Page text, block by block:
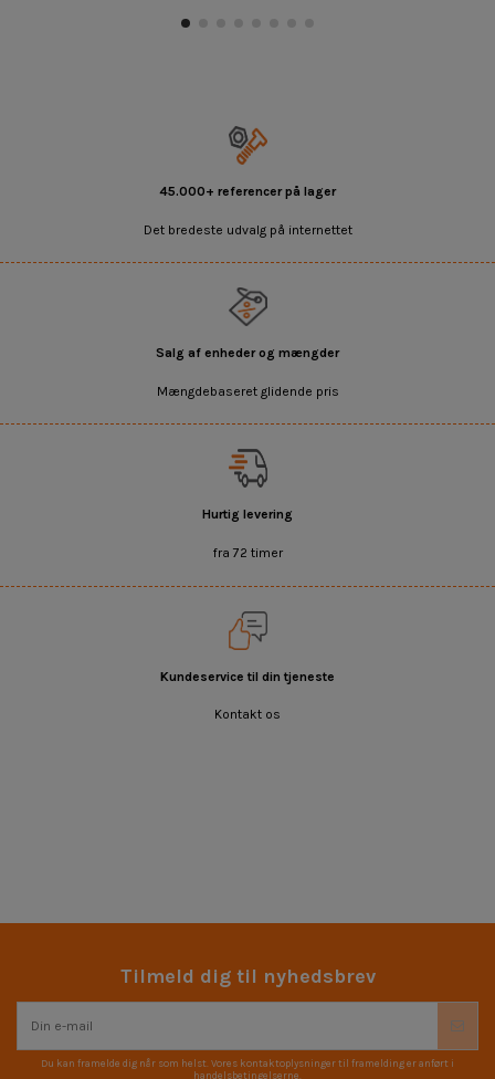
45.000+ referencer på lager
Det bredeste udvalg på internettet
Salg af enheder og mængder
Mængdebaseret glidende pris
Hurtig levering
fra 72 timer
Kundeservice til din tjeneste
Kontakt os
Tilmeld dig til nyhedsbrev
Du kan framelde dig når som helst. Vores kontaktoplysninger til framelding er anført i
handelsbetingelserne.